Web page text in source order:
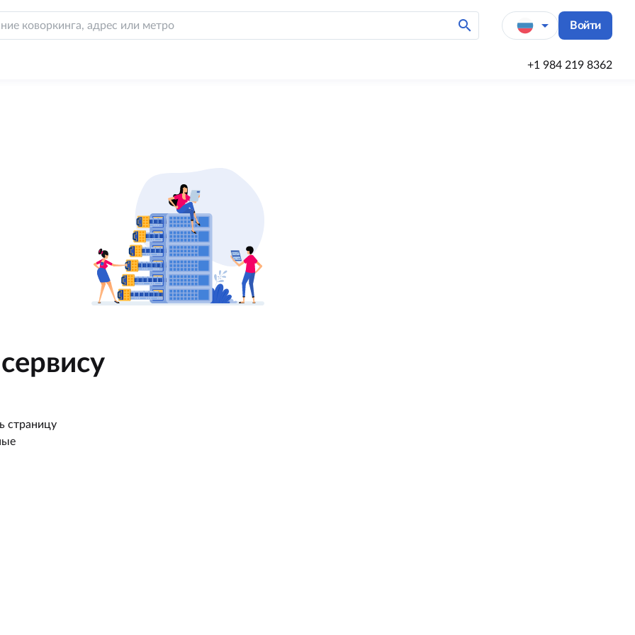
search arrow_drop_down Войти
+1 984 219 8362
страницу